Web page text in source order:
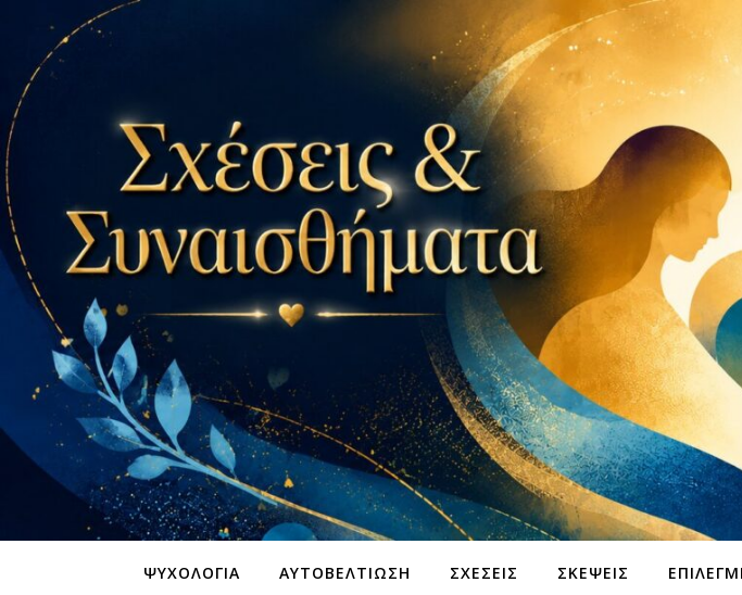
ΨΥΧΟΛΟΓΊΑ ΑΥΤΟΒΕΛΤΊΩΣΗ ΣΧΈΣΕΙΣ ΣΚΈΨΕΙΣ